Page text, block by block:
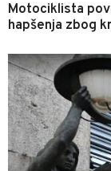
Motociklista
hapšenja zbog